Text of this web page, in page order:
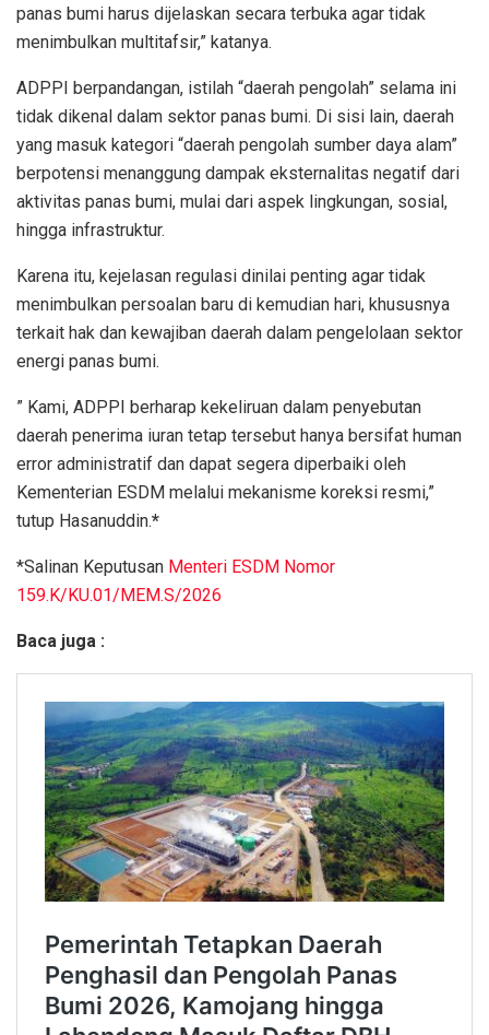
panas bumi harus dijelaskan secara terbuka agar tidak
menimbulkan multitafsir,” katanya.
ADPPI berpandangan, istilah “daerah pengolah” selama ini
tidak dikenal dalam sektor panas bumi. Di sisi lain, daerah
yang masuk kategori “daerah pengolah sumber daya alam”
berpotensi menanggung dampak eksternalitas negatif dari
aktivitas panas bumi, mulai dari aspek lingkungan, sosial,
hingga infrastruktur.
Karena itu, kejelasan regulasi dinilai penting agar tidak
menimbulkan persoalan baru di kemudian hari, khususnya
terkait hak dan kewajiban daerah dalam pengelolaan sektor
energi panas bumi.
” Kami, ADPPI berharap kekeliruan dalam penyebutan
daerah penerima iuran tetap tersebut hanya bersifat human
error administratif dan dapat segera diperbaiki oleh
Kementerian ESDM melalui mekanisme koreksi resmi,”
tutup Hasanuddin.*
*Salinan Keputusan Menteri ESDM Nomor
159.K/KU.01/MEM.S/2026
Baca juga :